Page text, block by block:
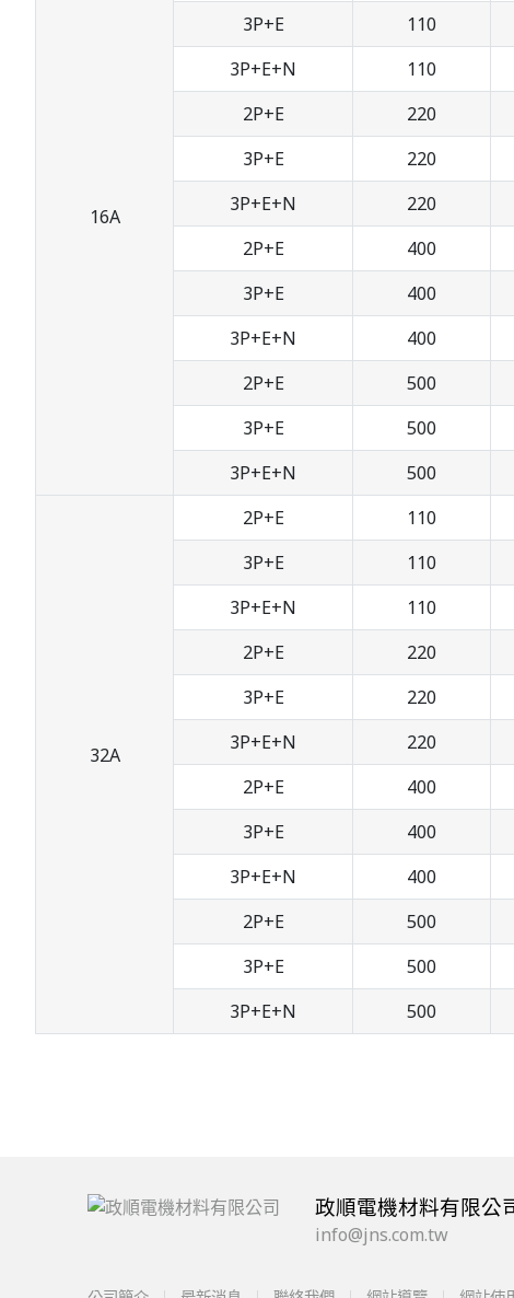
16A
3P+E
110
3P+E+N
110
2P+E
220
3P+E
220
3P+E+N
220
2P+E
400
3P+E
400
3P+E+N
400
2P+E
500
3P+E
500
3P+E+N
500
32A
2P+E 110
3P+E
110
3P+E+N
110
2P+E
220
3P+E
220
3P+E+N
220
2P+E
400
3P+E
400
3P+E+N
400
2P+E
500
3P+E
500
3P+E+N
500
政順電機材料有限公
info@jns.com.tw